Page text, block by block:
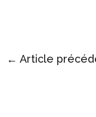
← Article